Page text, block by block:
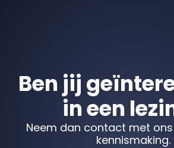
Ben jij
in een
Neem dan contact met
kennismaking.